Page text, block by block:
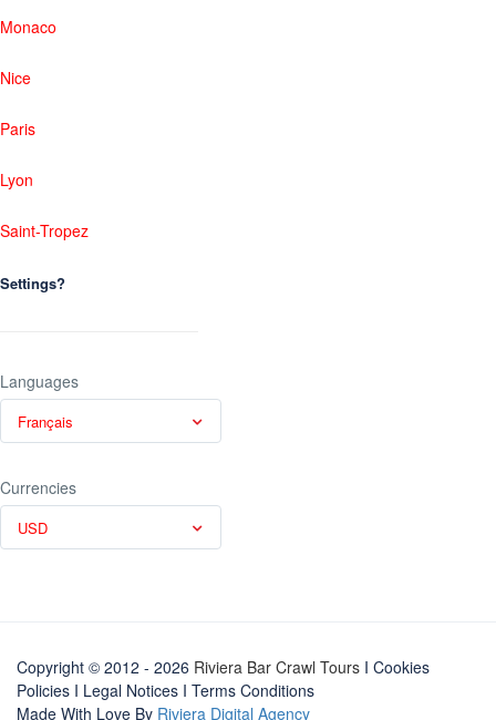
Monaco
Nice
Paris
Lyon
Saint-Tropez
Settings?
Languages
Français
Currencies
USD
Copyright © 2012 - 2026 Riviera Bar Crawl Tours I Cookies
Policies I Legal Notices I Terms Conditions
Made With Love By Riviera Digital Agency